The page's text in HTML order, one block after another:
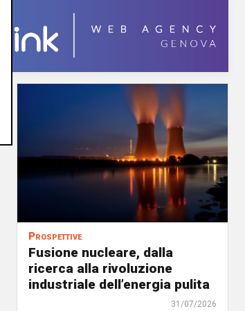
Prospettive
Fusione nucleare, dalla
ricerca alla rivoluzione
industriale dell’energia pulita
31/07/2026